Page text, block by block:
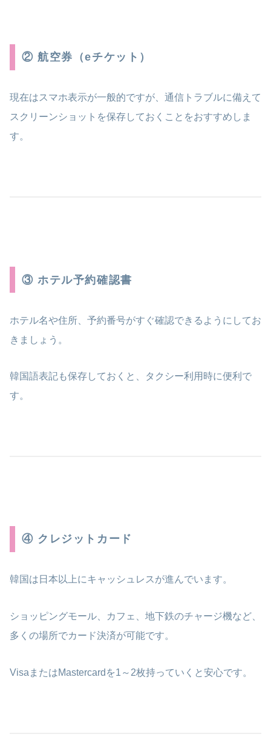
② 航空券（eチケット）
現在はスマホ表示が一般的ですが、通信トラブルに備えて
スクリーンショットを保存しておくことをおすすめしま
す。
③ ホテル予約確認書
ホテル名や住所、予約番号がすぐ確認できるようにしてお
きましょう。
韓国語表記も保存しておくと、タクシー利用時に便利で
す。
④ クレジットカード
韓国は日本以上にキャッシュレスが進んでいます。
ショッピングモール、カフェ、地下鉄のチャージ機など、
多くの場所でカード決済が可能です。
VisaまたはMastercardを1～2枚持っていくと安心です。